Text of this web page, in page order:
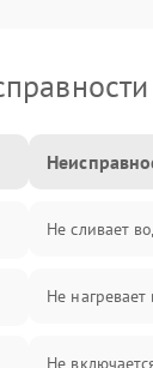
Не сливает
Не нагревает
Не